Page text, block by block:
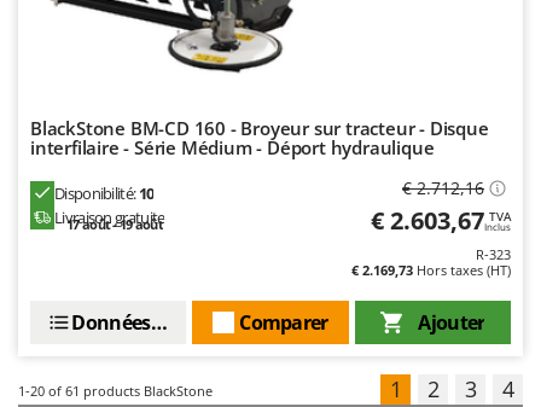
BlackStone BM-CD 160 - Broyeur sur tracteur - Disque
interfilaire - Série Médium - Déport hydraulique
Disponibilité:10
Livraison gratuite
17 août - 19 août
€ 2.712,16
€ 2.603,67 TVA
Inclus
R-323
€ 2.169,73 Hors taxes (HT)
Ajouter
Comparer
Données techniques
1-20 of 61 products BlackStone 1 2 3 4